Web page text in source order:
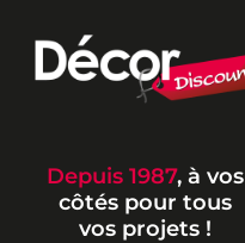
Depuis 1987, à vos
côtés pour tous
vos projets !